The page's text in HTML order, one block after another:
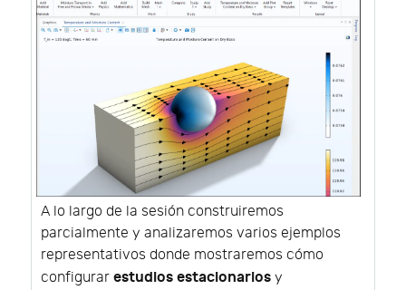
A lo largo de la sesión construiremos
parcialmente y analizaremos varios ejemplos
representativos donde mostraremos cómo
configurar estudios estacionarios y